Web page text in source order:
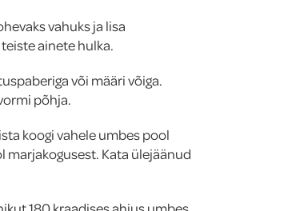
vahuks ja lisa
ainete hulka.
või määri võiga.
põhja.
koogi vahele umbes pool
marjakogusest. Kata ülejäänud